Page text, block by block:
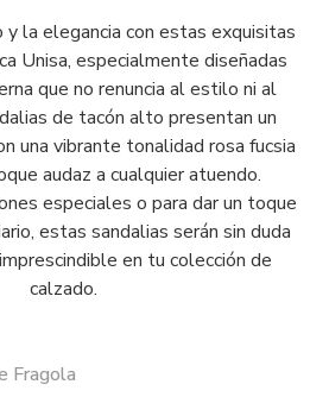
la elegancia con estas exquisitas
Unisa, especialmente diseñadas
que no renuncia al estilo ni al
de tacón alto presentan un
una vibrante tonalidad rosa fucsia
audaz a cualquier atuendo.
especiales o para dar un toque
estas sandalias serán sin duda
en tu colección de
calzado.
Fragola